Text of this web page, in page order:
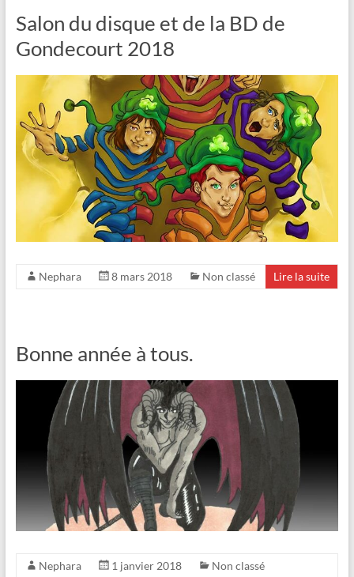
Salon du disque et de la BD de
Gondecourt 2018
Nephara 8 mars 2018 Non classé Lire la suite
Bonne année à tous.
Nephara 1 janvier 2018
Non classé